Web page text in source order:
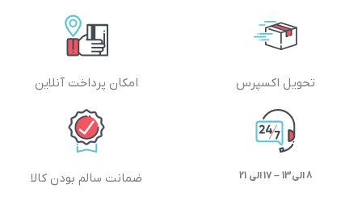
تحویل اکسپرس امکان پرداخت آنلاین
8 الی13 – 17 الی 21 ضمانت سالم بودن کالا